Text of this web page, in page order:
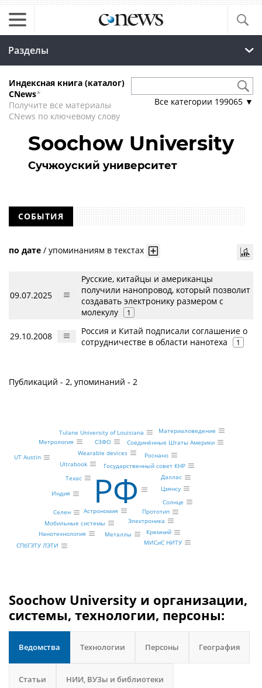
Разделы
Индексная книга (каталог)
CNews*
Получите все материалы
CNews по ключевому слову
Все категории 199065 ▼
Soochow University
Сучжоуский университет
СОБЫТИЯ
по дате / упоминаниям в текстах
09.07.2025
Русские, китайцы и американцы
получили нанопровод, который позволит
создавать электронику размером с
молекулу
1
29.10.2008
Россия и Китай подписали соглашение о
сотрудничестве в области нанотеха
1
Публикаций - 2, упоминаний - 2
РФ
Государственный совет КНР
Роснано
Wearable devices
Астрономия
Мобильные системы
Ultrabook
Прототип
Электроника
Солнце
Соединённые Штаты Америки
Цзянсу
Даллас
Техас
Индия
СЗФО
Нанотехнология
Метрология
Металлы
Селен
Кремний
Материаловедение
UT Austin
Tulane University of Louisiana
СПбГЭТУ ЛЭТИ МИСиС НИТУ
Soochow University и организации,
системы, технологии, персоны:
Ведомства Технологии Персоны География
Статьи НИИ, ВУЗы и библиотеки